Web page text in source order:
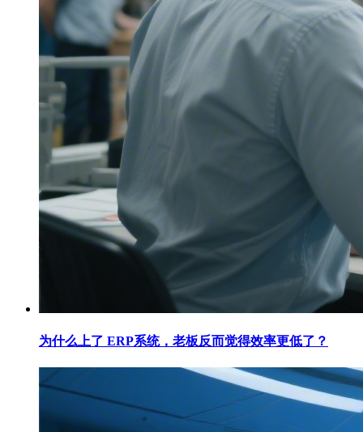
为什么上了 ERP系统，老板反而觉得效率更低了？